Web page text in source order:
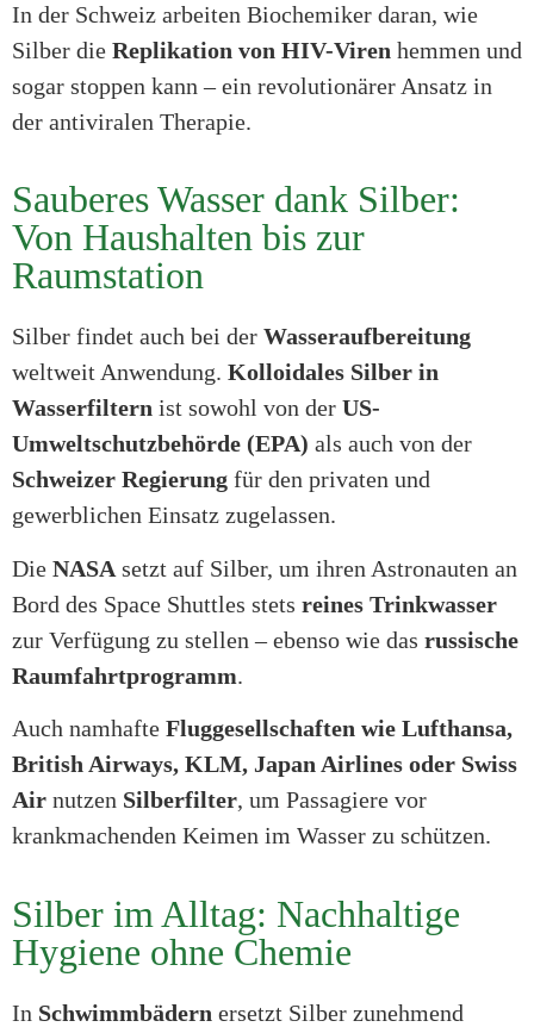
In der Schweiz arbeiten Biochemiker daran, wie
Silber die Replikation von HIV-Viren hemmen und
sogar stoppen kann – ein revolutionärer Ansatz in
der antiviralen Therapie.
Sauberes Wasser dank Silber:
Von Haushalten bis zur
Raumstation
Silber findet auch bei der Wasseraufbereitung
weltweit Anwendung. Kolloidales Silber in
Wasserfiltern ist sowohl von der US-
Umweltschutzbehörde (EPA) als auch von der
Schweizer Regierung für den privaten und
gewerblichen Einsatz zugelassen.
Die NASA setzt auf Silber, um ihren Astronauten an
Bord des Space Shuttles stets reines Trinkwasser
zur Verfügung zu stellen – ebenso wie das russische
Raumfahrtprogramm.
Auch namhafte Fluggesellschaften wie Lufthansa,
British Airways, KLM, Japan Airlines oder Swiss
Air nutzen Silberfilter, um Passagiere vor
krankmachenden Keimen im Wasser zu schützen.
Silber im Alltag: Nachhaltige
Hygiene ohne Chemie
In Schwimmbädern ersetzt Silber zunehmend